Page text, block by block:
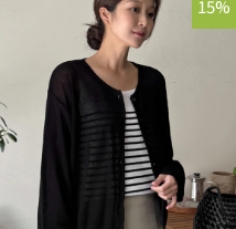
15%